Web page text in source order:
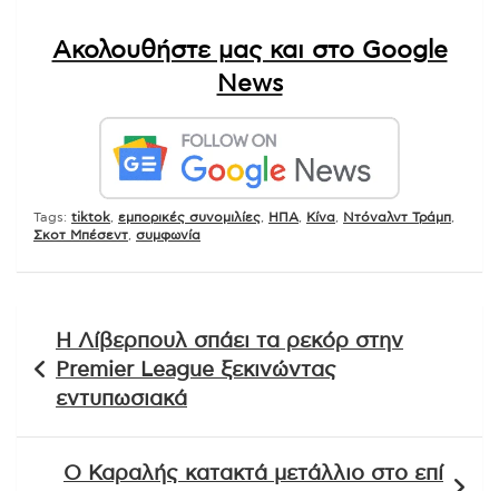
Ακολουθήστε μας και στο Google
News
Tags: tiktok εμπορικές συνομιλίες ΗΠΑ Κίνα Ντόναλντ Τράμπ
Σκοτ Μπέσεντ συμφωνία
άρθρων
Η Λίβερπουλ σπάει τα ρεκόρ στην
Premier League ξεκινώντας
εντυπωσιακά
Ο Καραλής κατακτά μετάλλιο στο επί